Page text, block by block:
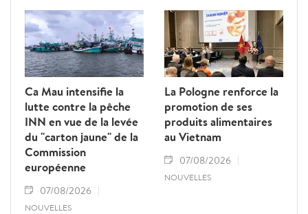
Ca Mau intensifie la
lutte contre la pêche
INN en vue de la levée
du "carton jaune" de la
Commission
européenne
07/08/2026
NOUVELLES
La Pologne renforce la
promotion de ses
produits alimentaires
au Vietnam
07/08/2026
NOUVELLES